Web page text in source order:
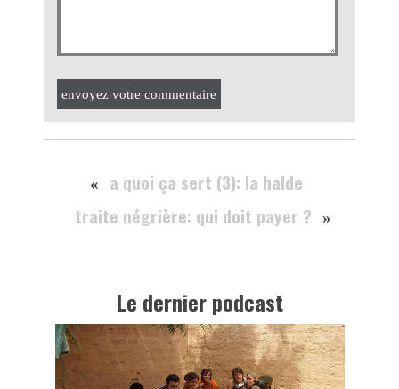
envoyez votre commentaire
«
a quoi ça sert (3): la halde
traite négrière: qui doit payer ?
»
Le dernier podcast